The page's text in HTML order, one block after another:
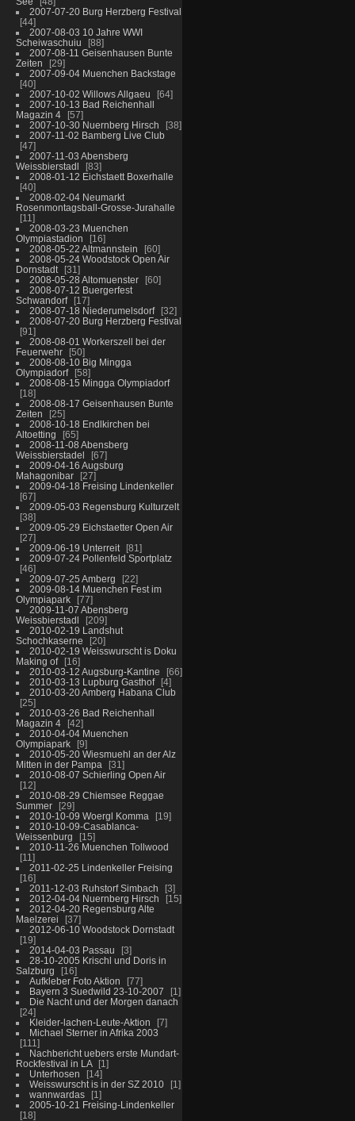
2007-07-20 Burg Herzberg Festival
44
2007-08-03 10 Jahre WWI
Scheiwaschuiu
88
2007-08-11 Geisenhausen Bunte
Zeiten
29
2007-09-04 Muenchen Backstage
40
2007-10-02 Willows Allgaeu
64
2007-10-13 Bad Reichenhall
Magazin 4
57
2007-10-30 Nuernberg Hirsch
38
2007-11-02 Bamberg Live Club
47
2007-11-03 Abensberg
Weissbierstadl
83
2008-01-12 Eichstaett Boxerhalle
40
2008-02-04 Neumarkt
Rosenmontagsball-Grosse-Jurahalle
11
2008-03-23 Muenchen
Olympiastadion
16
2008-05-22 Altmannstein
60
2008-05-24 Woodstock Open Air
Dornstadt
31
2008-05-28 Altomuenster
60
2008-07-12 Buergerfest
Schwandorf
17
2008-07-18 Niederumelsdorf
32
2008-07-20 Burg Herzberg Festival
91
2008-08-01 Workerszell bei der
Feuerwehr
50
2008-08-10 Big Mingga
Olympiadorf
58
2008-08-15 Mingga Olympiadorf
18
2008-08-17 Geisenhausen Bunte
Zeiten
25
2008-10-18 Endlkirchen bei
Altoetting
65
2008-11-08 Abensberg
Weissbierstadel
67
2009-04-16 Augsburg
Mahagonibar
27
2009-04-18 Freising Lindenkeller
67
2009-05-03 Regensburg Kulturzelt
38
2009-05-29 Eichstaetter Open Air
27
2009-06-19 Unterreit
81
2009-07-24 Pollenfeld Sportplatz
46
2009-07-25 Amberg
22
2009-08-14 Muenchen Fest im
Olympiapark
77
2009-11-07 Abensberg
Weissbierstadl
209
2010-02-19 Landshut
Schochkaserne
20
2010-02-19 Weisswurscht is Doku
Making of
16
2010-03-12 Augsburg-Kantine
66
2010-03-13 Lupburg Gasthof
4
2010-03-20 Amberg Habana Club
25
2010-03-26 Bad Reichenhall
Magazin 4
42
2010-04-04 Muenchen
Olympiapark
9
2010-05-20 Wiesmuehl an der Alz
Mitten in der Pampa
31
2010-08-07 Schierling Open Air
12
2010-08-29 Chiemsee Reggae
Summer
29
2010-10-09 Woergl Komma
19
2010-10-09-Casablanca-
Weissenburg
15
2010-11-26 Muenchen Tollwood
11
2011-02-25 Lindenkeller Freising
16
2011-12-03 Ruhstorf Simbach
3
2012-04-04 Nuernberg Hirsch
15
2012-04-20 Regensburg Alte
Maelzerei
37
2012-06-10 Woodstock Dornstadt
19
2014-04-03 Passau
3
28-10-2005 Krischl und Doris in
Salzburg
16
Aufkleber Foto Aktion
77
Bayern 3 Suedwild 23-10-2007
1
Die Nacht und der Morgen danach
24
Kleider-lachen-Leute-Aktion
7
Michael Sterner in Afrika 2003
111
Nachbericht uebers erste Mundart-
Rockfestival in LA
1
Unterhosen
14
Weisswurscht is in der SZ 2010
1
wannwardas
1
2005-10-21 Freising-Lindenkeller
18